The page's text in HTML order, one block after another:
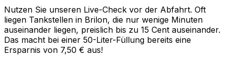
Nutzen Sie unseren Live-Check vor der Abfahrt. Oft
liegen Tankstellen in Brilon, die nur wenige Minuten
auseinander liegen, preislich bis zu 15 Cent auseinander.
Das macht bei einer 50-Liter-Füllung bereits eine
Ersparnis von 7,50 € aus!